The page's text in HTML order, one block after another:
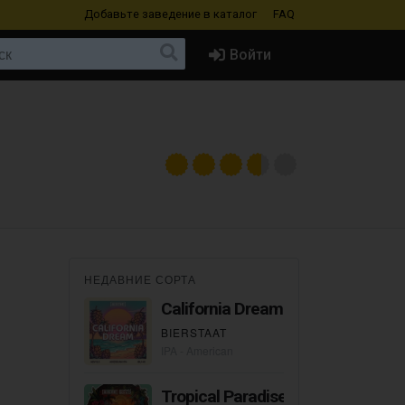
Добавьте заведение в каталог FAQ
Войти
НЕДАВНИЕ СОРТА
California Dream
BIERSTAAT
Tropical Paradise